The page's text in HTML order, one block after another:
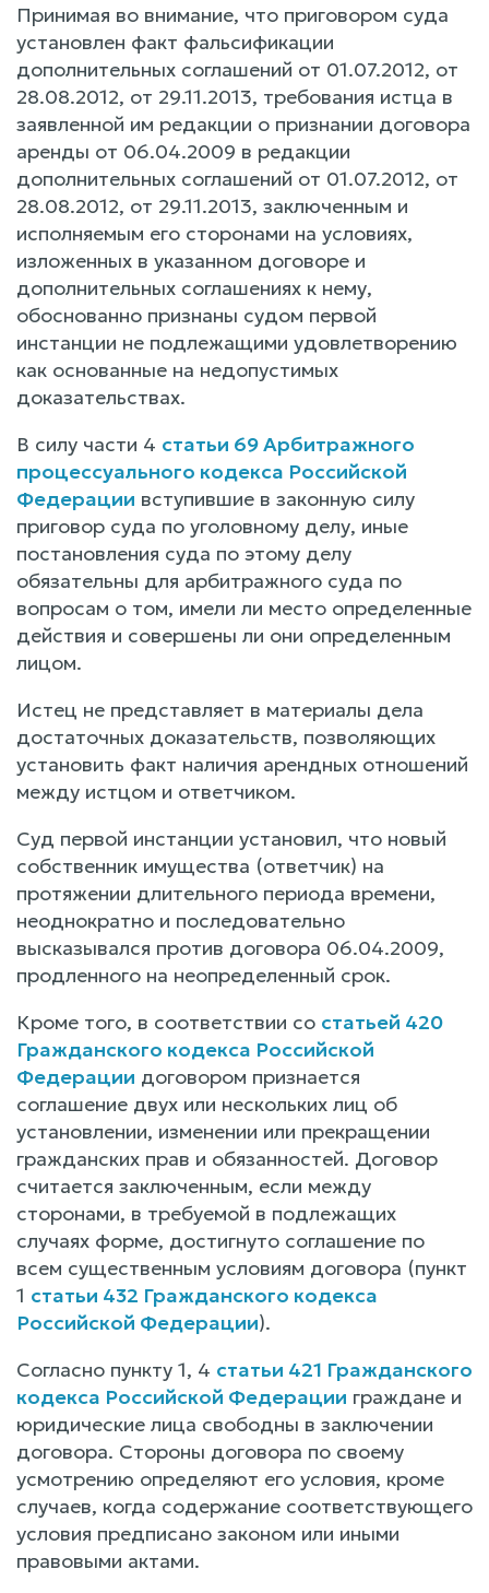
Принимая во внимание, что приговором суда
установлен факт фальсификации
дополнительных соглашений от 01.07.2012, от
28.08.2012, от 29.11.2013, требования истца в
заявленной им редакции о признании договора
аренды от 06.04.2009 в редакции
дополнительных соглашений от 01.07.2012, от
28.08.2012, от 29.11.2013, заключенным и
исполняемым его сторонами на условиях,
изложенных в указанном договоре и
дополнительных соглашениях к нему,
обоснованно признаны судом первой
инстанции не подлежащими удовлетворению
как основанные на недопустимых
доказательствах.
В силу части 4 статьи 69 Арбитражного
процессуального кодекса Российской
Федерации вступившие в законную силу
приговор суда по уголовному делу, иные
постановления суда по этому делу
обязательны для арбитражного суда по
вопросам о том, имели ли место определенные
действия и совершены ли они определенным
лицом.
Истец не представляет в материалы дела
достаточных доказательств, позволяющих
установить факт наличия арендных отношений
между истцом и ответчиком.
Суд первой инстанции установил, что новый
собственник имущества (ответчик) на
протяжении длительного периода времени,
неоднократно и последовательно
высказывался против договора 06.04.2009,
продленного на неопределенный срок.
Кроме того, в соответствии со статьей 420
Гражданского кодекса Российской
Федерации договором признается
соглашение двух или нескольких лиц об
установлении, изменении или прекращении
гражданских прав и обязанностей. Договор
считается заключенным, если между
сторонами, в требуемой в подлежащих
случаях форме, достигнуто соглашение по
всем существенным условиям договора (пункт
1 статьи 432 Гражданского кодекса
Российской Федерации).
Согласно пункту 1, 4 статьи 421 Гражданского
кодекса Российской Федерации граждане и
юридические лица свободны в заключении
договора. Стороны договора по своему
усмотрению определяют его условия, кроме
случаев, когда содержание соответствующего
условия предписано законом или иными
правовыми актами.